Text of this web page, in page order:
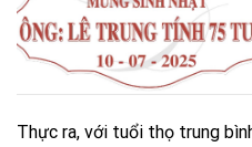
Thực ra, với tuổi thọ trung